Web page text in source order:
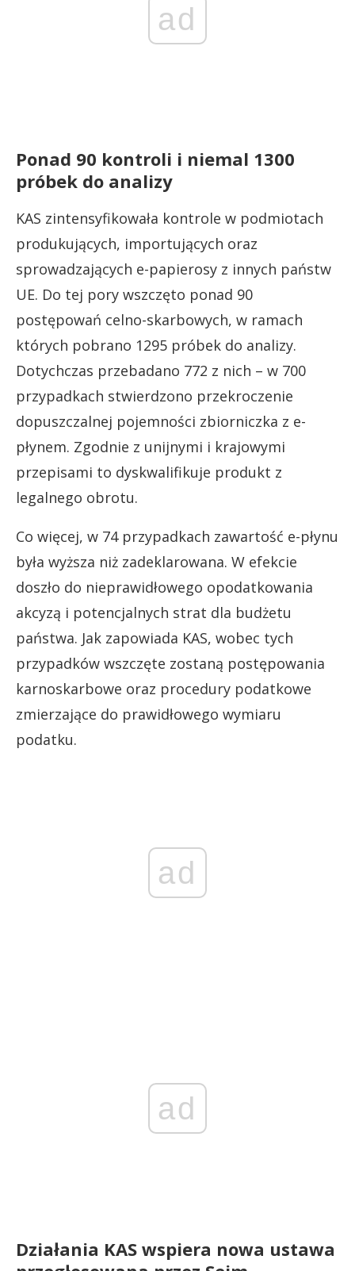
ad
Ponad 90 kontroli i niemal 1300
próbek do analizy
KAS zintensyfikowała kontrole w podmiotach
produkujących, importujących oraz
sprowadzających e-papierosy z innych państw
UE. Do tej pory wszczęto ponad 90
postępowań celno-skarbowych, w ramach
których pobrano 1295 próbek do analizy.
Dotychczas przebadano 772 z nich – w 700
przypadkach stwierdzono przekroczenie
dopuszczalnej pojemności zbiorniczka z e-
płynem. Zgodnie z unijnymi i krajowymi
przepisami to dyskwalifikuje produkt z
legalnego obrotu.
Co więcej, w 74 przypadkach zawartość e-płynu
była wyższa niż zadeklarowana. W efekcie
doszło do nieprawidłowego opodatkowania
akcyzą i potencjalnych strat dla budżetu
państwa. Jak zapowiada KAS, wobec tych
przypadków wszczęte zostaną postępowania
karnoskarbowe oraz procedury podatkowe
zmierzające do prawidłowego wymiaru
podatku.
ad
ad
Działania KAS wspiera nowa ustawa